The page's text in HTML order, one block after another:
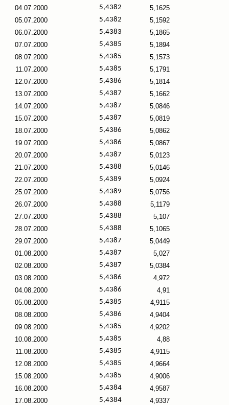
04.07.2000
5,4382
5,1625
05.07.2000
5,4382
5,1592
06.07.2000
5,4383
5,1865
07.07.2000
5,4385
5,1894
08.07.2000
5,4385
5,1573
11.07.2000
5,4385
5,1791
12.07.2000
5,4386
5,1814
13.07.2000
5,4387
5,1662
14.07.2000
5,4387
5,0846
15.07.2000
5,4387
5,0819
18.07.2000
5,4386
5,0862
19.07.2000
5,4386
5,0867
20.07.2000
5,4387
5,0123
21.07.2000
5,4388
5,0146
22.07.2000
5,4389
5,0924
25.07.2000
5,4389
5,0756
26.07.2000
5,4388
5,1179
27.07.2000
5,4388
5,107
28.07.2000
5,4388
5,1065
29.07.2000
5,4387
5,0449
01.08.2000
5,4387
5,027
02.08.2000
5,4387
5,0384
03.08.2000
5,4386
4,972
04.08.2000
5,4386
4,91
05.08.2000
5,4385
4,9115
08.08.2000
5,4386
4,9404
09.08.2000
5,4385
4,9202
10.08.2000
5,4385
4,88
11.08.2000
5,4385
4,9115
12.08.2000
5,4385
4,9664
15.08.2000
5,4385
4,9006
16.08.2000
5,4384
4,9587
17.08.2000
5,4384
4,9337